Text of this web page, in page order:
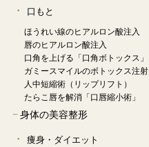
口もと
ほうれい線のヒアルロン酸注入
唇のヒアルロン酸注入
口角を上げる「口角ボトックス」
ガミースマイルのボトックス注射
人中短縮術（リップリフト）
たらこ唇を解消「口唇縮小術」
−身体の美容整形
痩身・ダイエット